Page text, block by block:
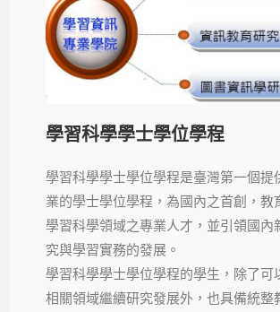
學習科學學士學位學程
學習科學學士學位學程是臺灣第一個提
業的學士學位學程，為國內之首創，教
學習科學領域之專業人才，並引領國內
究與學習實務的發展。
學習科學學士學位學程的學生，除了可
相關領域繼續研究發展外，也具備統整